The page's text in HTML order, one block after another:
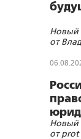
Новый
от
СОБР
Новый
от prot